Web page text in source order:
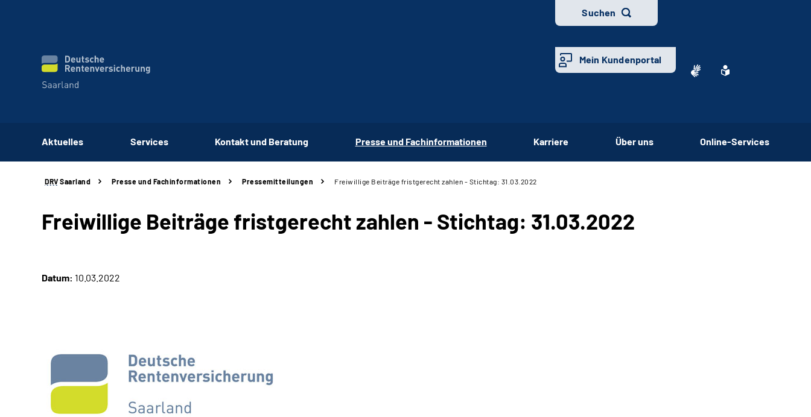
Suchen
Mein Kundenportal
Aktuelles Services Kontakt und Beratung Presse und Fachinformationen Karriere Über uns Online-Services
DRV Saarland Presse und Fachinformationen Pressemitteilungen Freiwillige Beiträge fristgerecht zahlen - Stichtag: 31.03.2022
Freiwillige Beiträge fristgerecht zahlen - Stichtag: 31.03.2022
Datum: 10.03.2022